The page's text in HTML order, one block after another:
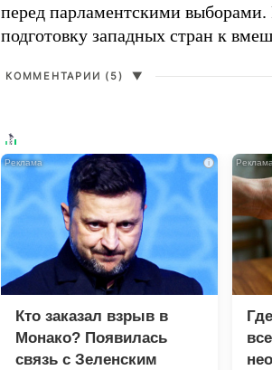
перед парламентскими
подготовку западных стран к
КОММЕНТАРИИ (5) ▼
i
Кто заказал взрыв в
Монако? Появилась
связь с Зеленским